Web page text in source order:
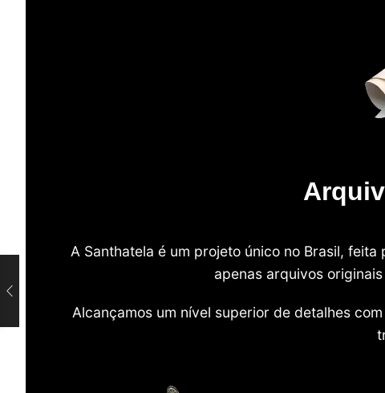
A Santhatela é um projeto único no Brasil,
apenas arquivos
Alcançamos um nível superior de detalhes